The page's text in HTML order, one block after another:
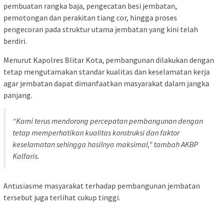
pembuatan rangka baja, pengecatan besi jembatan,
pemotongan dan perakitan tiang cor, hingga proses
pengecoran pada struktur utama jembatan yang kini telah
berdiri.
Menurut Kapolres Blitar Kota, pembangunan dilakukan dengan
tetap mengutamakan standar kualitas dan keselamatan kerja
agar jembatan dapat dimanfaatkan masyarakat dalam jangka
panjang.
“Kami terus mendorong percepatan pembangunan dengan
tetap memperhatikan kualitas konstruksi dan faktor
keselamatan sehingga hasilnya maksimal,” tambah AKBP
Kalfaris.
Antusiasme masyarakat terhadap pembangunan jembatan
tersebut juga terlihat cukup tinggi.